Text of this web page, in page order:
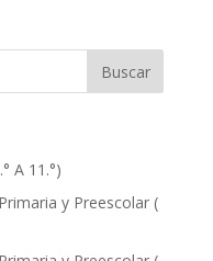
A 11.°)
y Preescolar (